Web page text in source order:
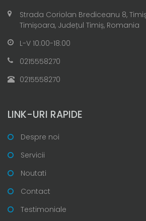
Strada Coriolan Brediceanu 8,
Timișoara, Județul Timiș, Romania
L-V 10:00-18:00
0215558270
0215558270
LINK-URI RAPIDE
Despre noi
Servicii
Noutati
Contact
Testimoniale